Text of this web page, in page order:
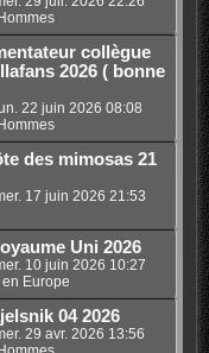
collègue
2026 ( bonne
22 juin 2026 08:08
des mimosas 21
17 juin 2026 21:53
Uni 2026
10 juin 2026 10:27
Europe
04 2026
29 avr. 2026 13:56